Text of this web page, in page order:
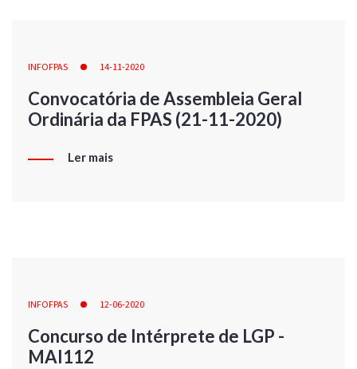
INFOFPAS 14-11-2020
Convocatória de Assembleia Geral
Ordinária da FPAS (21-11-2020)
Ler mais
INFOFPAS 12-06-2020
Concurso de Intérprete de LGP -
MAI112